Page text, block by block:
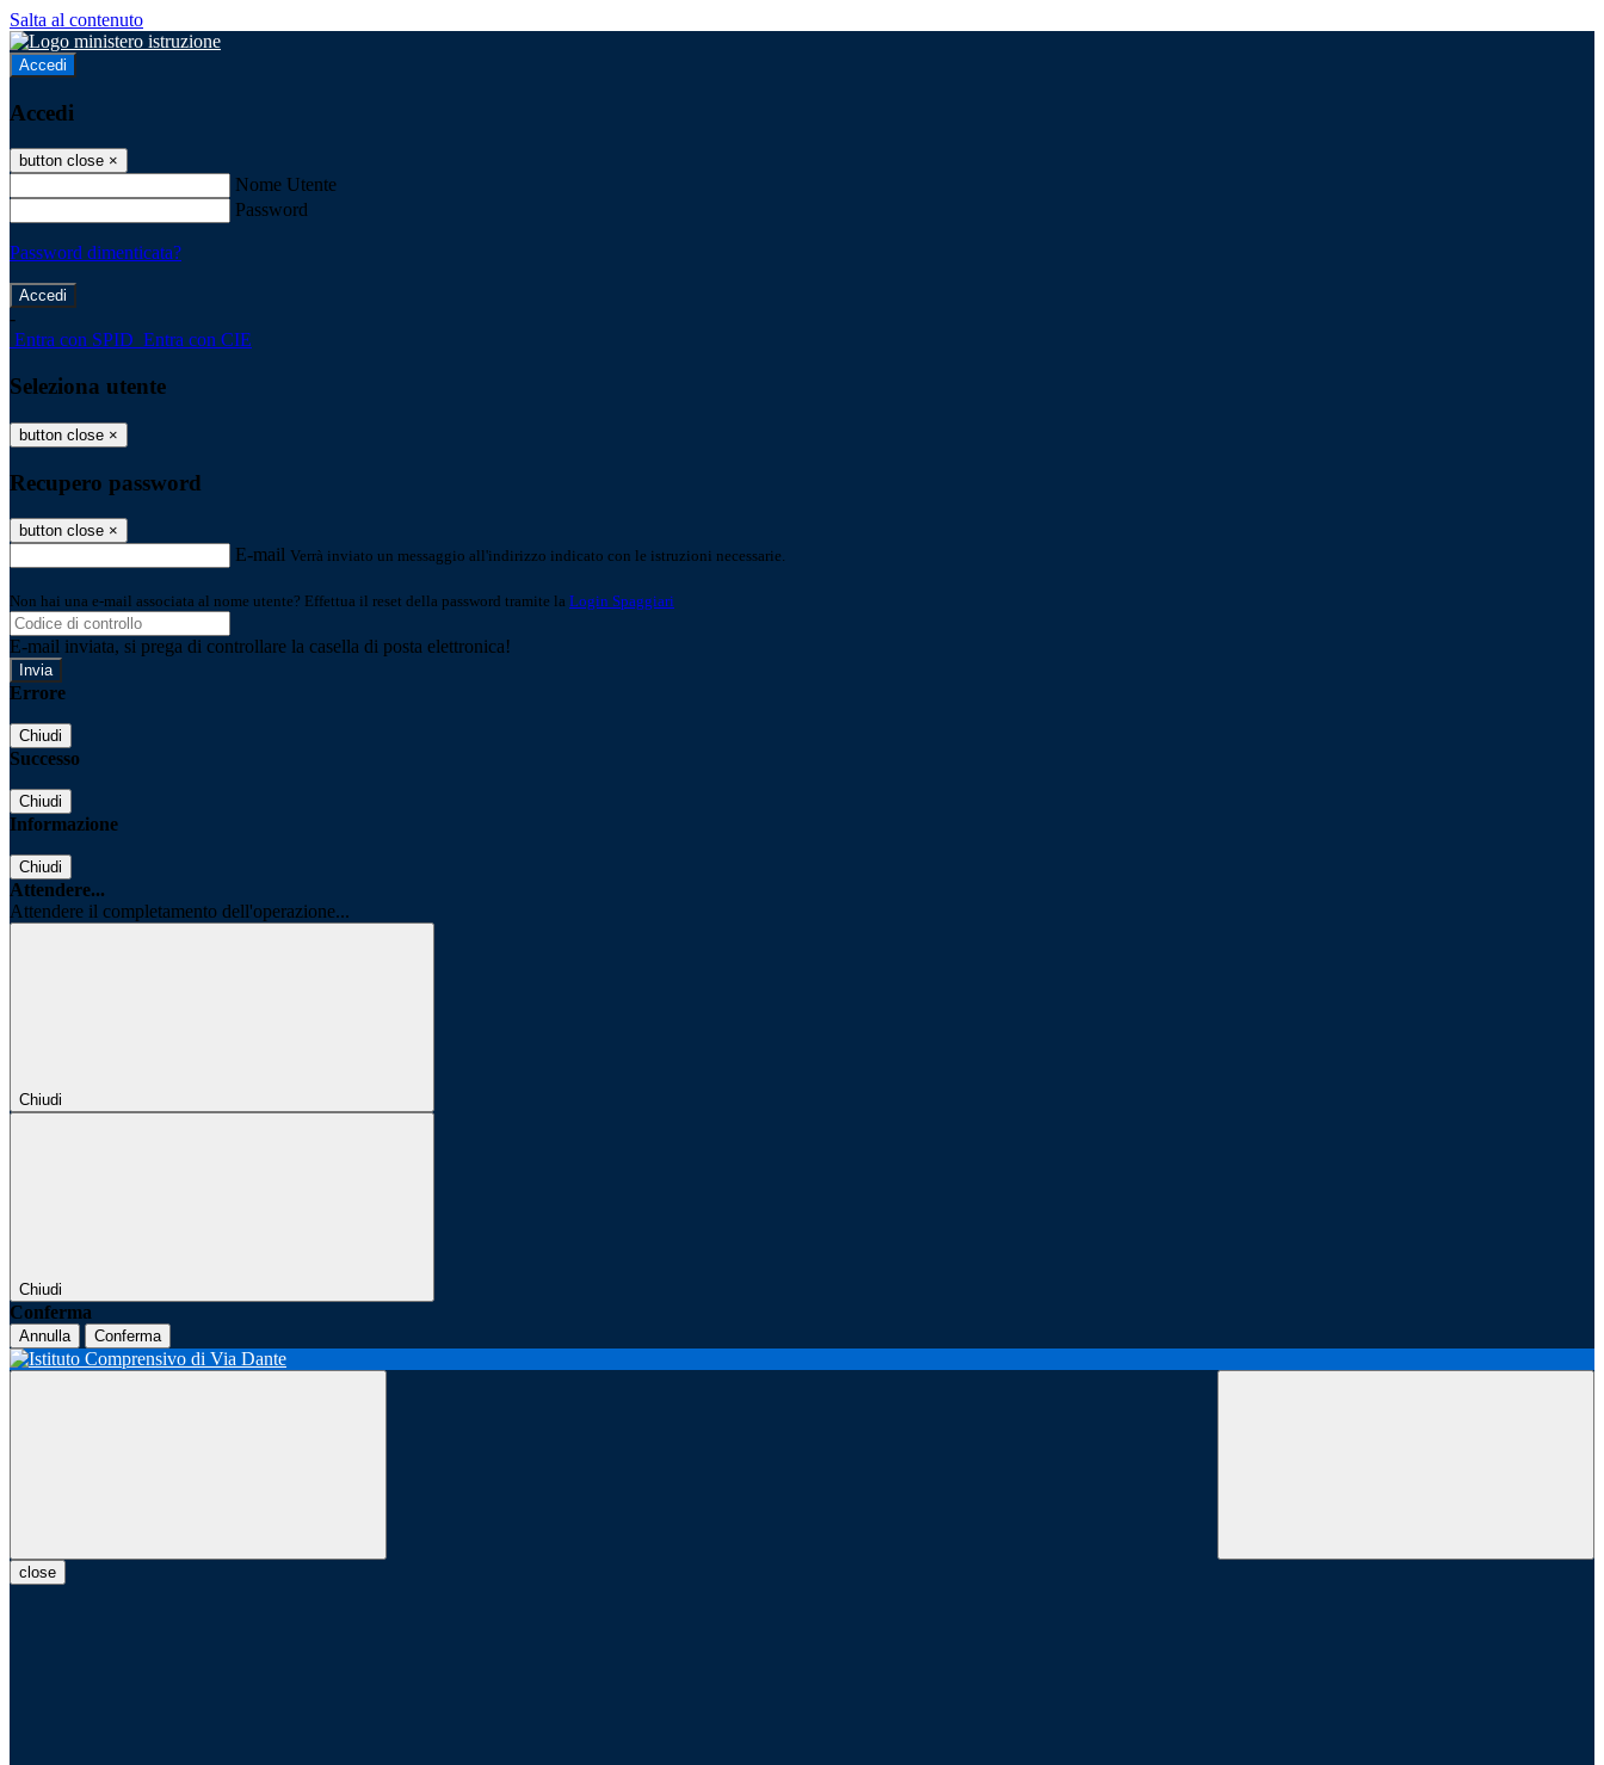
Salta al contenuto
Accedi
Accedi
button close ×
Nome Utente
Password
Password dimenticata?
-
Entra con SPID Entra con CIE
Seleziona utente
button close ×
Recupero password
button close ×
E-mail Verrà inviato un messaggio all'indirizzo indicato con le istruzioni necessarie.
Non hai una e-mail associata al nome utente? Effettua il reset della password tramite la Login Spaggiari
E-mail inviata, si prega di controllare la casella di posta elettronica!
Errore
Chiudi
Successo
Chiudi
Informazione
Chiudi
Attendere...
Attendere il completamento dell'operazione...
Chiudi
Chiudi
Conferma
Annulla Conferma
close